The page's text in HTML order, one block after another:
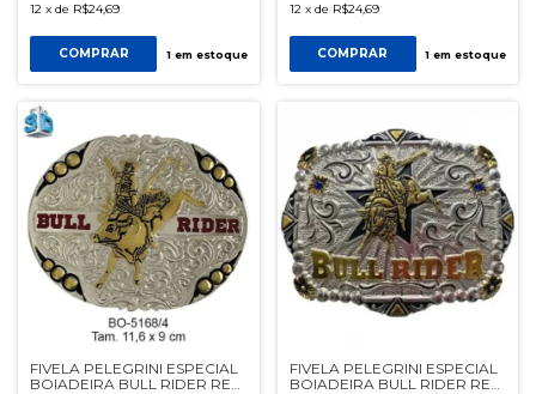
12 x de R$24,69
COMPRAR 1em estoque
12 x de R$24,69
COMPRAR 1 em estoque
FIVELA PELEGRINI ESPECIAL
BOIADEIRA BULL RIDER REF
FIVELA PELEGRINI ESPECIAL
BOIADEIRA BULL RIDER REF